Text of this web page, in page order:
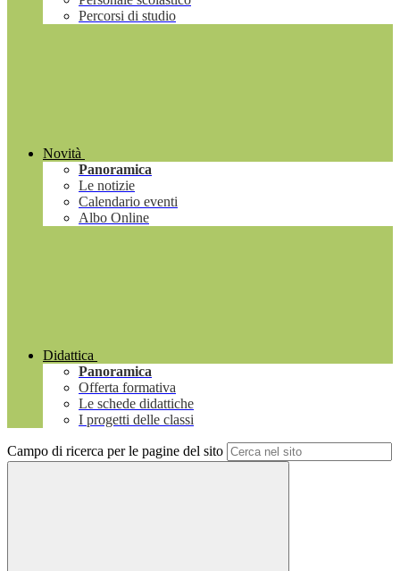
Percorsi di studio
Novità
Panoramica
Le notizie
Calendario eventi
Albo Online
Didattica
Panoramica
Offerta formativa
Le schede didattiche
I progetti delle classi
Campo di ricerca per le pagine del sito